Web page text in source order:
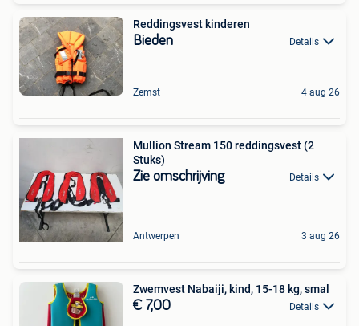
Reddingsvest kinderen
Bieden Details
Zemst 4 aug 26
Mullion Stream 150 reddingsvest (2
Stuks)
Zie omschrijving Details
Antwerpen 3 aug 26
Zwemvest Nabaiji, kind, 15-18 kg, smal
€ 7,00 Details